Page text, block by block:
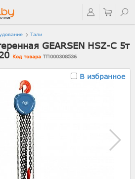
Тали
GEARSEN HSZ-C 5т
Код товара ТП000308536
В избранное